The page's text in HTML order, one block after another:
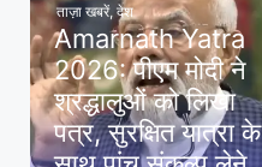
ताज़ा खबरें, देश
Amarnath Yatra
2026: पीएम मोदी ने
श्रद्धालुओं को लिखा
पत्र, सुरक्षित यात्रा के